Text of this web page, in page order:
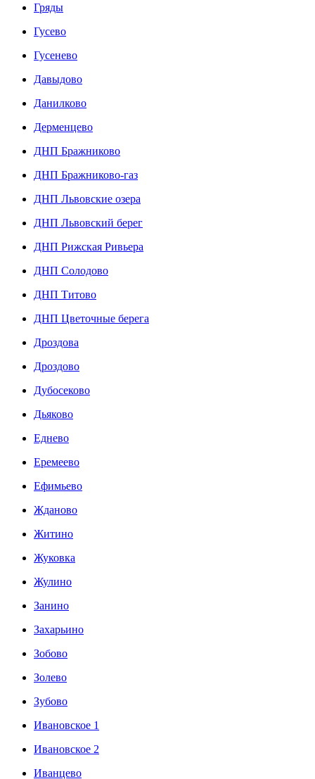
Гряды
Гусево
Гусенево
Давыдово
Данилково
Дерменцево
ДНП Бражниково
ДНП Бражниково-газ
ДНП Львовские озера
ДНП Львовский берег
ДНП Рижская Ривьера
ДНП Солодово
ДНП Титово
ДНП Цветочные берега
Дроздова
Дроздово
Дубосеково
Дьяково
Еднево
Еремеево
Ефимьево
Жданово
Житино
Жуковка
Жулино
Занино
Захарьино
Зобово
Золево
Зубово
Ивановское 1
Ивановское 2
Иванцево